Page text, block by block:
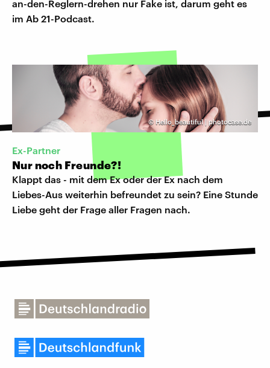
an-den-Reglern-drehen nur Fake ist, darum geht es
im Ab 21-Podcast.
© Hello_beautiful | photocase.de
Ex-Partner
Nur noch Freunde?!
Klappt das - mit dem Ex oder der Ex nach dem
Liebes-Aus weiterhin befreundet zu sein? Eine Stunde
Liebe geht der Frage aller Fragen nach.